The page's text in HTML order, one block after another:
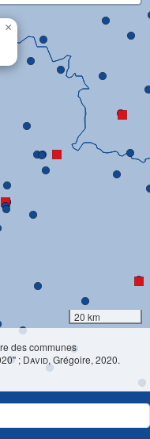
×
20 km
des communes
; David, Grégoire, 2020.